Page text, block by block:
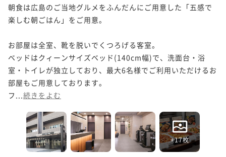
朝食は広島のご当地グルメをふんだんにご用意した「五感で
楽しむ朝ごはん」をご用意。
お部屋は全室、靴を脱いでくつろげる客室。
ベッドはクィーンサイズベッド(140cm幅)で、洗面台・浴
室・トイレが独立しており、最大6名様でご利用いただけるお
部屋もご用意しております。
フ... 続きをよむ
+17枚